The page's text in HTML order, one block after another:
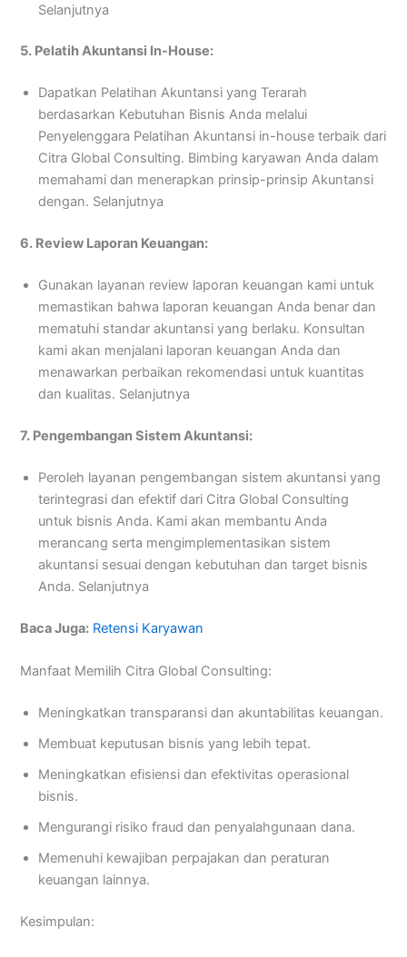
Selanjutnya
5. Pelatih Akuntansi In-House:
Dapatkan Pelatihan Akuntansi yang Terarah
berdasarkan Kebutuhan Bisnis Anda melalui
Penyelenggara Pelatihan Akuntansi in-house terbaik dari
Citra Global Consulting. Bimbing karyawan Anda dalam
memahami dan menerapkan prinsip-prinsip Akuntansi
dengan. Selanjutnya
6. Review Laporan Keuangan:
Gunakan layanan review laporan keuangan kami untuk
memastikan bahwa laporan keuangan Anda benar dan
mematuhi standar akuntansi yang berlaku. Konsultan
kami akan menjalani laporan keuangan Anda dan
menawarkan perbaikan rekomendasi untuk kuantitas
dan kualitas. Selanjutnya
7. Pengembangan Sistem Akuntansi:
Peroleh layanan pengembangan sistem akuntansi yang
terintegrasi dan efektif dari Citra Global Consulting
untuk bisnis Anda. Kami akan membantu Anda
merancang serta mengimplementasikan sistem
akuntansi sesuai dengan kebutuhan dan target bisnis
Anda. Selanjutnya
Baca Juga: Retensi Karyawan
Manfaat Memilih Citra Global Consulting:
Meningkatkan transparansi dan akuntabilitas keuangan.
Membuat keputusan bisnis yang lebih tepat.
Meningkatkan efisiensi dan efektivitas operasional
bisnis.
Mengurangi risiko fraud dan penyalahgunaan dana.
Memenuhi kewajiban perpajakan dan peraturan
keuangan lainnya.
Kesimpulan: